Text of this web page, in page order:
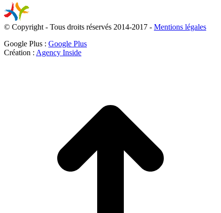
© Copyright - Tous droits réservés 2014-2017 - Mentions légales
Google Plus : Google Plus
Création : Agency Inside